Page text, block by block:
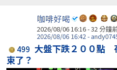
咖啡好喝
2026/08/06 16:16 -32 分鐘
2026/08/06 16:42 -
499 大盤下跌２００點
束了？